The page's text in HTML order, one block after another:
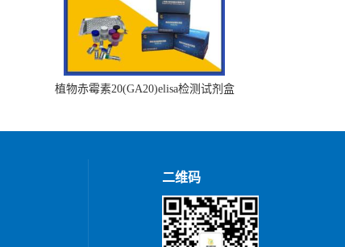
植物赤霉素20(GA20)elisa检测试剂盒
二维码